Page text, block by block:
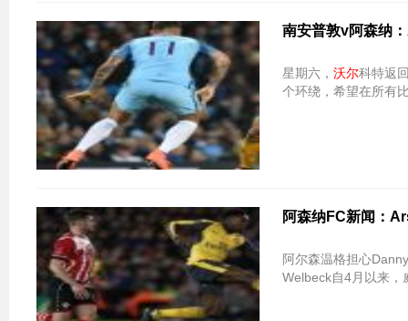
南安普敦v阿森纳
星期六， 沃尔科特返
个环绕，希望在所有
阿森纳FC新闻：
阿尔森温格担心
Welbeck自4月以来，